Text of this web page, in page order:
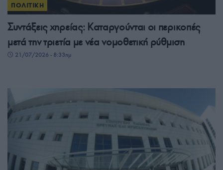
ΠΟΛΙΤΙΚΗ
Συντάξεις χηρείας: Καταργούνται οι περικοπές
μετά την τριετία με νέα νομοθετική ρύθμιση
21/07/2026 - 8:33πμ